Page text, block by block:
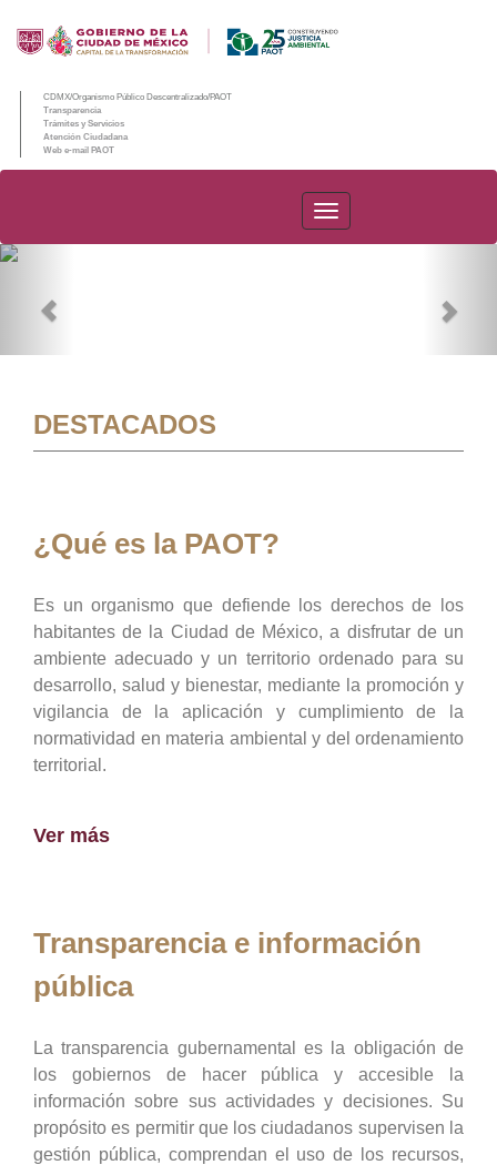
CDMX/Organismo Público Descentralizado/PAOT
Transparencia
Trámites y Servicios
Atención Ciudadana
Web e-mail PAOT
PAOT
DESTACADOS
¿Qué es la PAOT?
Es un organismo que defiende los derechos de los
habitantes de la Ciudad de México, a disfrutar de un
ambiente adecuado y un territorio ordenado para su
desarrollo, salud y bienestar, mediante la promoción y
vigilancia de la aplicación y cumplimiento de la
normatividad en materia ambiental y del ordenamiento
territorial.
Ver más
Transparencia e información
pública
La transparencia gubernamental es la obligación de
los gobiernos de hacer pública y accesible la
información sobre sus actividades y decisiones. Su
propósito es permitir que los ciudadanos supervisen la
gestión pública, comprendan el uso de los recursos,